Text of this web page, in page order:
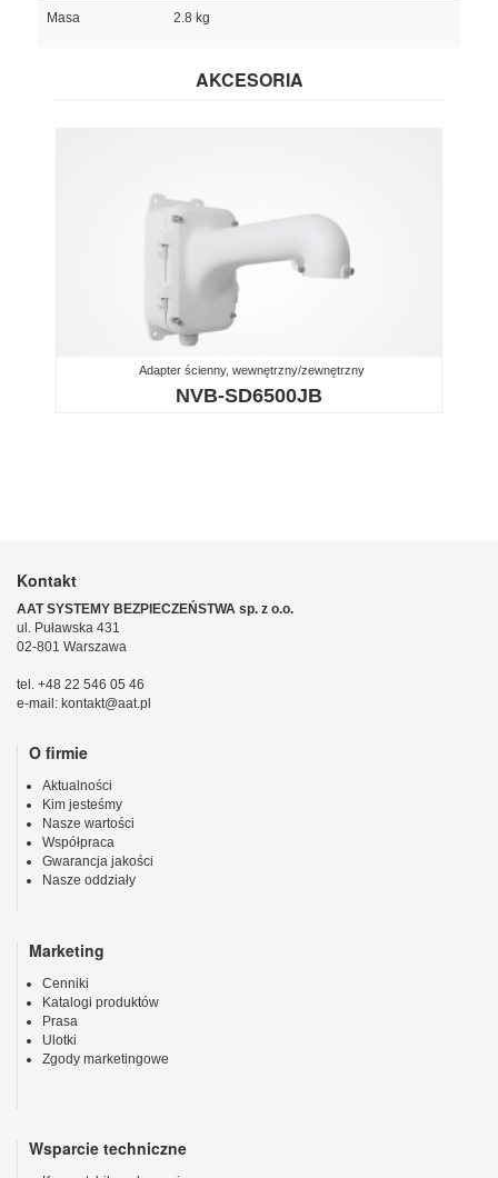
Masa 2.8 kg
AKCESORIA
Adapter ścienny, wewnętrzny/zewnętrzny
NVB-SD6500JB
Kontakt
AAT SYSTEMY BEZPIECZEŃSTWA sp. z o.o.
ul. Puławska 431
02-801 Warszawa
tel. +48 22 546 05 46
e-mail: kontakt@aat.pl
O firmie
Aktualności
Kim jesteśmy
Nasze wartości
Współpraca
Gwarancja jakości
Nasze oddziały
Marketing
Cenniki
Katalogi produktów
Prasa
Ulotki
Zgody marketingowe
Wsparcie techniczne